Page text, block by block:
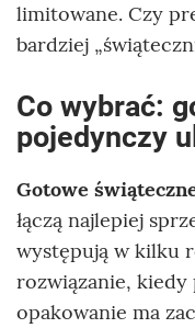
limitowane. Czy
bardziej
Co wybrać:
pojedynczy
Gotowe
łączą najlepiej
występują w kilku
rozwiązanie, kiedy
opakowanie ma